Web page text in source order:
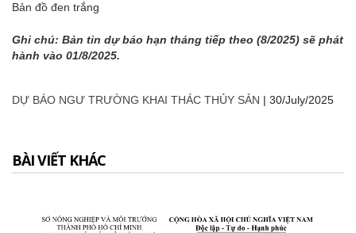
Bản đồ đen trắng
Ghi chú: Bản tin dự báo hạn tháng tiếp theo (8/2025) sẽ phát
hành vào 01/8/2025.
DỰ BÁO NGƯ TRƯỜNG KHAI THÁC THỦY SẢN | 30/July/2025
BÀI VIẾT KHÁC